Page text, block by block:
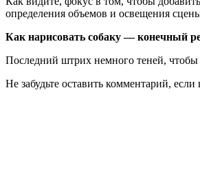
определения объемов и освещения
Как нарисовать собаку — конечный
Последний штрих немного теней,
Не забудьте оставить комментарий,